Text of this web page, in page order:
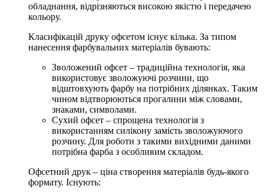
обладнання, відрізняються високою якістю і передачею
кольору.
Класифікацій друку офсетом існує кілька. За типом
нанесення фарбувальних матеріалів бувають:
Зволожений офсет – традиційна технологія, яка
використовує зволожуючі розчини, що
відштовхують фарбу на потрібних ділянках. Таким
чином відтворюються прогалини між словами,
знаками, символами.
Сухий офсет – спрощена технологія з
використанням силікону замість зволожуючого
розчину. Для роботи з такими вихідними даними
потрібна фарба з особливим складом.
Офсетний друк – ціна створення матеріалів будь-якого
формату. Існують: